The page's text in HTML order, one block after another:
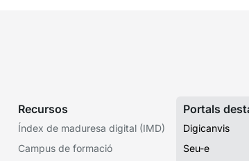
Recursos
Índex de maduresa digital (IMD)
Campus de formació
Portals
Digicanvis
Seu-e